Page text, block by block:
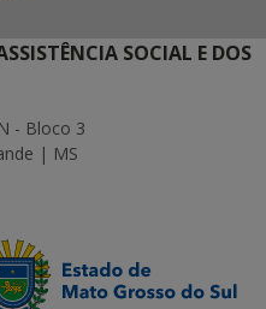
SOCIAL E DOS
- Bloco 3
| MS